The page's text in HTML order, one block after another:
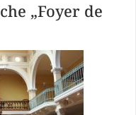
„Foyer de